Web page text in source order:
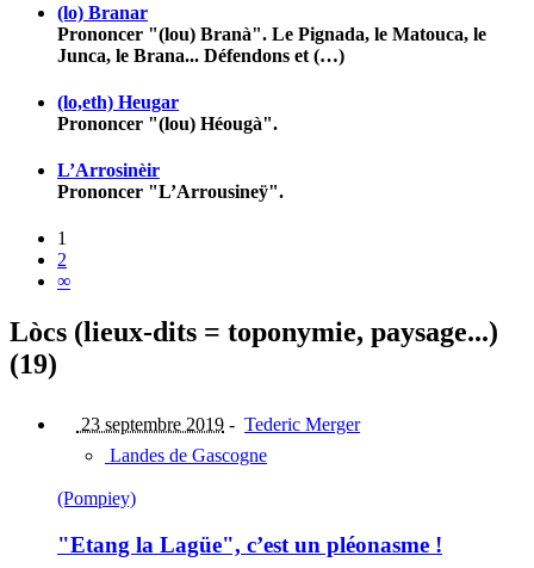
(lo) Branar
Prononcer "(lou) Branà". Le Pignada, le Matouca, le
Junca, le Brana... Défendons et (…)
(lo,eth) Heugar
Prononcer "(lou) Héougà".
L’Arrosinèir
Prononcer "L’Arrousineÿ".
1
2
∞
Lòcs (lieux-dits = toponymie, paysage...)
(19)
23 septembre 2019 - Tederic Merger
Landes de Gascogne
(Pompiey)
"Etang la Lagüe", c’est un pléonasme !